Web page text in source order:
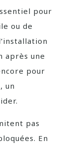
pour
ou de
après une
pour
un
pas
En